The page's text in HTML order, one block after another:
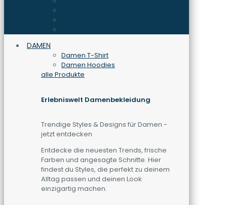
DAMEN
Damen T-Shirt
Damen Hoodies
alle Produkte
Erlebniswelt Damenbekleidung
Trendige Styles & Designs für Damen -
jetzt entdecken
Entdecke die neuesten Trends, frische
Farben und angesagte Schnitte. Hier
findest du Styles, die perfekt zu deinem
Alltag passen und deinen Look
einzigartig machen.